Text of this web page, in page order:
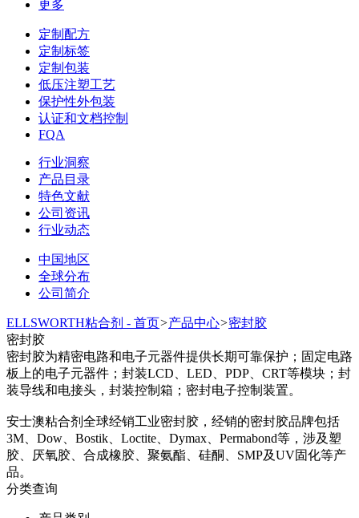
更多
定制配方
定制标签
定制包装
低压注塑工艺
保护性外包装
认证和文档控制
FQA
行业洞察
产品目录
特色文献
公司资讯
行业动态
中国地区
全球分布
公司简介
ELLSWORTH粘合剂 - 首页>产品中心>密封胶
密封胶
密封胶为精密电路和电子元器件提供长期可靠保护；固定电路
板上的电子元器件；封装LCD、LED、PDP、CRT等模块；封
装导线和电接头，封装控制箱；密封电子控制装置。
安士澳粘合剂全球经销工业密封胶，经销的密封胶品牌包括
3M、Dow、Bostik、Loctite、Dymax、Permabond等，涉及塑
胶、厌氧胶、合成橡胶、聚氨酯、硅酮、SMP及UV固化等产
品。
分类查询